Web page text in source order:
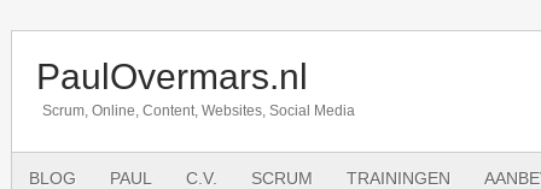
PaulOvermars.nl
Scrum, Online, Content, Websites, Social Media
BLOG PAUL C.V. SCRUM TRAININGEN